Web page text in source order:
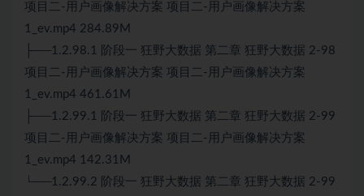
项目二-用户画像解决方案 项目二-用户画像解决方案
1_ev.mp4 284.89M
├──1.2.98.1 阶段一 狂野大数据 第二章 狂野大数据 2-98
项目二-用户画像解决方案 项目二-用户画像解决方案
1_ev.mp4 461.61M
├──1.2.99.1 阶段一 狂野大数据 第二章 狂野大数据 2-99
项目二-用户画像解决方案 项目二-用户画像解决方案
1_ev.mp4 142.31M
└──1.2.99.2 阶段一 狂野大数据 第二章 狂野大数据 2-99